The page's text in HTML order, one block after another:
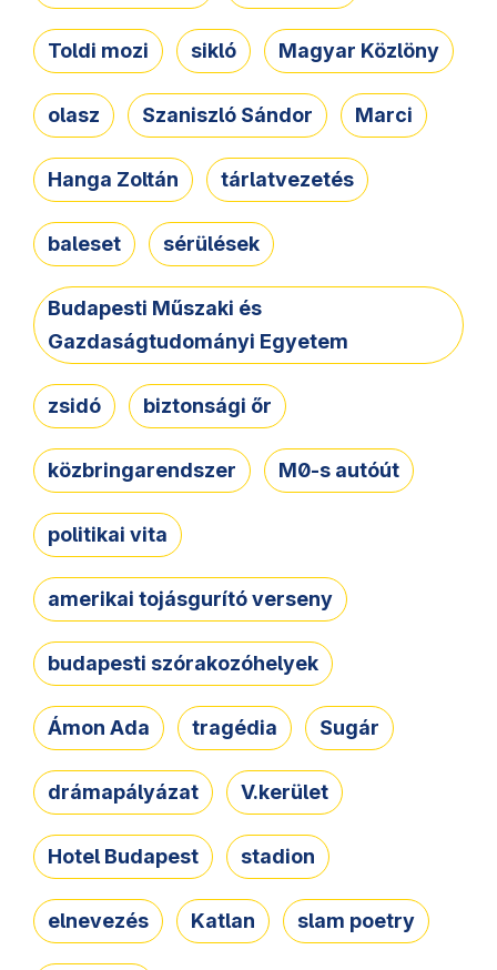
Toldi mozi sikló Magyar Közlöny
olasz Szaniszló Sándor Marci
Hanga Zoltán tárlatvezetés
baleset sérülések
Budapesti Műszaki és
Gazdaságtudományi Egyetem
zsidó biztonsági őr
közbringarendszer M0-s autóút
politikai vita
amerikai tojásgurító verseny
budapesti szórakozóhelyek
Ámon Ada tragédia Sugár
drámapályázat V.kerület
Hotel Budapest stadion
elnevezés Katlan slam poetry